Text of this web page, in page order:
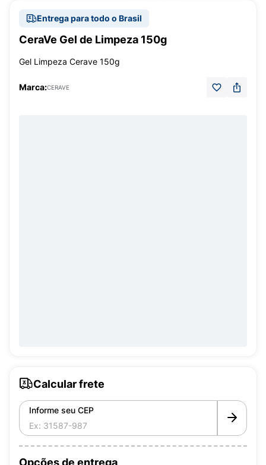
Entrega para todo o Brasil
CeraVe Gel de Limpeza 150g
Gel Limpeza Cerave 150g
Marca:CERAVE
Calcular frete
Informe seu CEP
Opções de entrega